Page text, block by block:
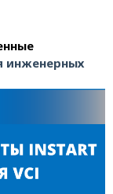
инженерных